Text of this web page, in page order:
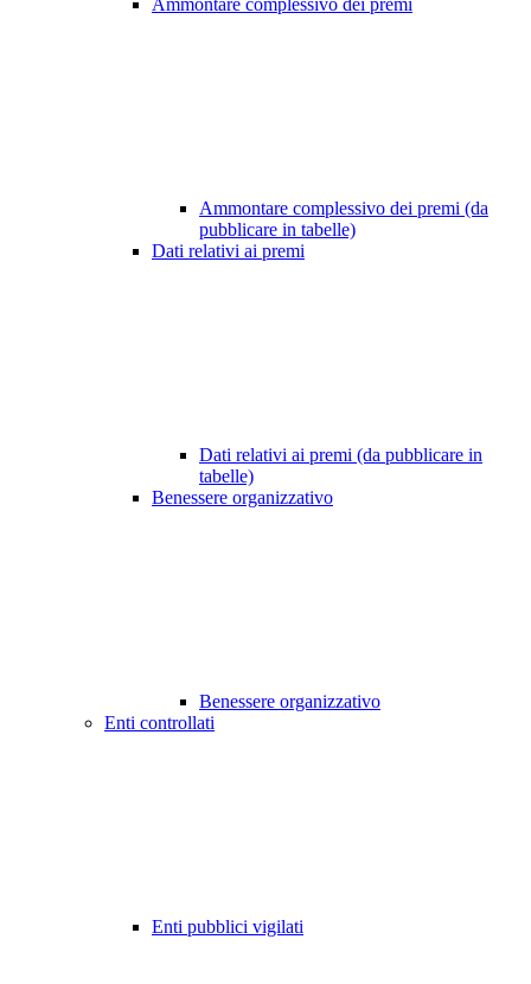
Ammontare complessivo dei premi
Ammontare complessivo dei premi (da
pubblicare in tabelle)
Dati relativi ai premi
Dati relativi ai premi (da pubblicare in
tabelle)
Benessere organizzativo
Benessere organizzativo
Enti controllati
Enti pubblici vigilati